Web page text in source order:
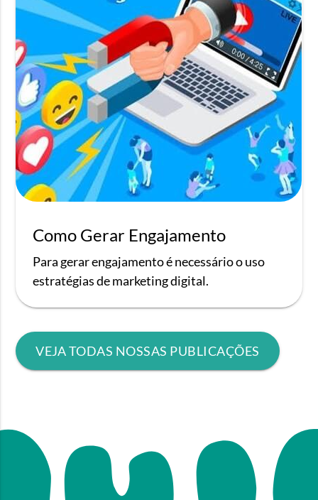
Como Gerar Engajamento
Para gerar engajamento é necessário o uso
estratégias de marketing digital.
VEJA TODAS NOSSAS PUBLICAÇÕES